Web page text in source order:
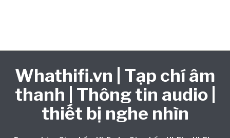
Whathifi.vn | Tạp chí âm
thanh | Thông tin audio |
thiết bị nghe nhìn